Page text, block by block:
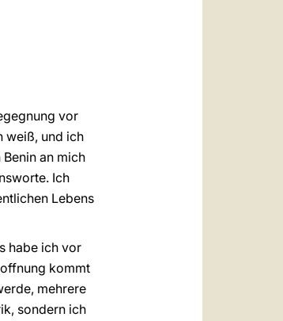
vor
weiß, und ich
an mich
Ich
Lebens
habe ich vor
kommt
mehrere
sondern ich